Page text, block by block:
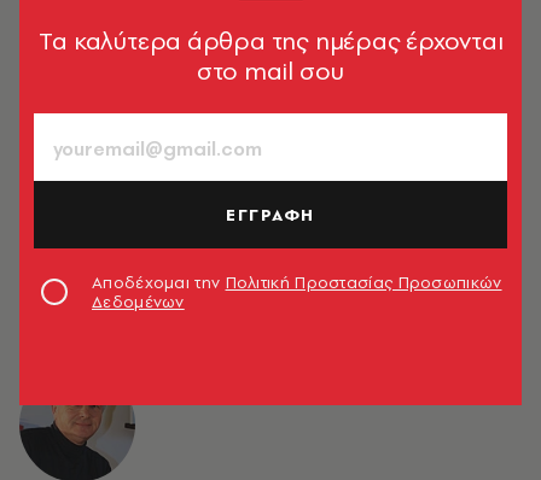
Tα καλύτερα άρθρα της ημέρας έρχονται
στο mail σου
ΕΓΓΡΑΦΗ
Αποδέχομαι την Πολιτική Προστασίας Προσωπικών
Δεδομένων